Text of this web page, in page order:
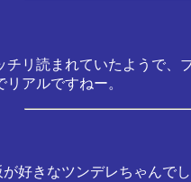
リ読まれていたようで、
アルですねー。
好きなツンデレちゃんでし